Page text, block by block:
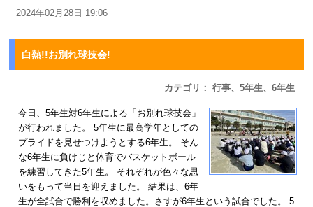
2024年02月28日 19:06
白熱!!お別れ球技会!
カテゴリ： 行事、5年生、6年生
今日、5年生対6年生による「お別れ球技会」
が行われました。 5年生に最高学年としての
プライドを見せつけようとする6年生。 そん
な6年生に負けじと体育でバスケットボール
を練習してきた5年生。 それぞれが色々な思
いをもって当日を迎えました。 結果は、6年
生が全試合で勝利を収めました。さすが6年生という試合でした。 5